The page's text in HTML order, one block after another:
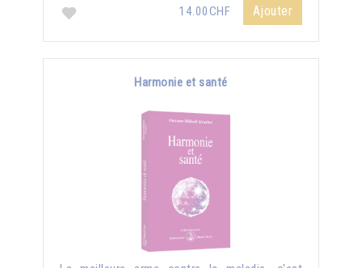
14.00CHF Ajouter
Harmonie et santé